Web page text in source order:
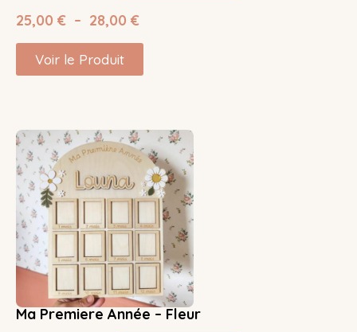
25,00 € – 28,00 €
Voir le Produit
Ma Premiere Année – Fleur